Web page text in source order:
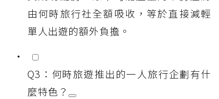
由何時旅行社全額吸收，等於直接減輕
單人出遊的額外負擔。
Q3：何時旅遊推出的一人旅行企劃有什
麼特色？